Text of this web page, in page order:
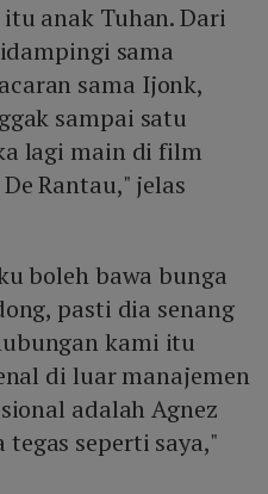
itu anak Tuhan. Dari
sama
sama Ijonk,
sampai satu
lagi main di film
Rantau," jelas
boleh bawa bunga
pasti dia senang
kami itu
di luar manajemen
adalah Agnez
seperti saya,"